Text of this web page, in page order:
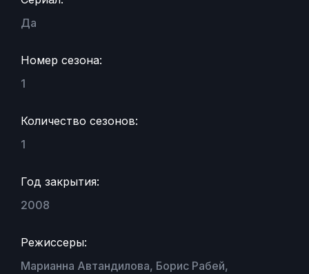
Да
Номер сезона:
1
Количество сезонов:
1
Год закрытия:
2008
Режиссеры:
Марианна Автандилова, Борис Рабей,